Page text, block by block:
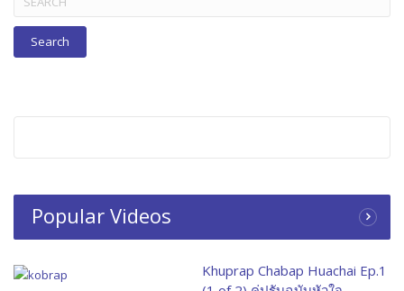
for:
Popular Videos
Khuprap Chabap Huachai Ep.1